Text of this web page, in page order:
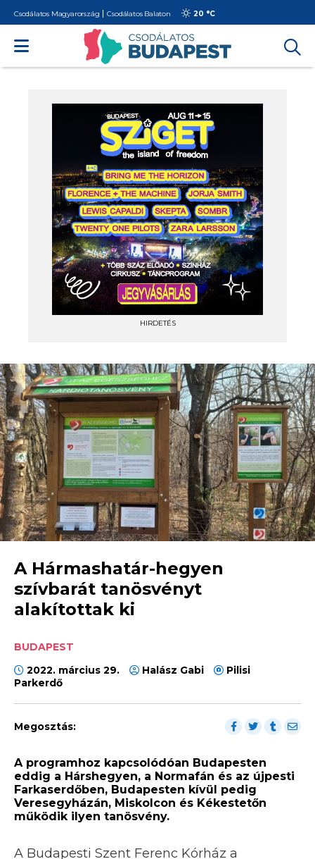
Csodálatos Magyarország Csodálatos Balaton 20 °C
HIRDETÉS
A Hármashatár-hegyen
szívbarát tanösvényt
alakítottak ki
BUDAPEST
2022. március 29.
Halász Gabi
Pilisi
Parkerdő
Megosztás:
A programhoz kapcsolódóan Budapesten
eddig a Hárshegyen, a Normafán és az újpesti
Farkaserdőben, Budapesten kívül pedig
Veresegyházán, Miskolcon és Kékestetőn
működik ilyen tanösvény.
A Budapesti Szent Ferenc Kórház a